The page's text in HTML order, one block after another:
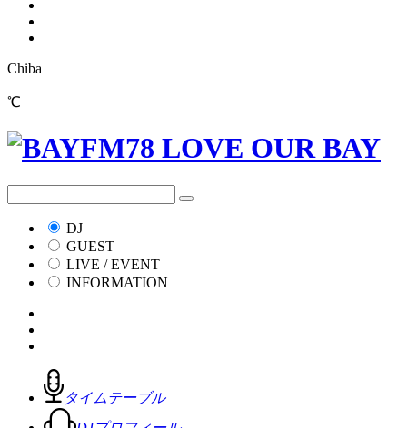
Chiba
℃
DJ
GUEST
LIVE / EVENT
INFORMATION
タイムテーブル